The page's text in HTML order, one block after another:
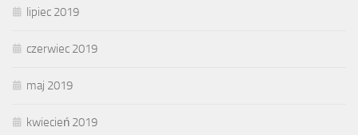
lipiec 2019
czerwiec 2019
maj 2019
kwiecień 2019